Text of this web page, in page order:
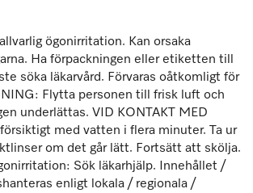
ögonirritation. Kan orsaka
Ha förpackningen eller etiketten till
söka läkarvård. Förvaras oåtkomligt för
Flytta personen till frisk luft och
underlättas. VID KONTAKT MED
med vatten i flera minuter. Ta ur
om det går lätt. Fortsätt att skölja.
Sök läkarhjälp. Innehållet /
enligt lokala / regionala /